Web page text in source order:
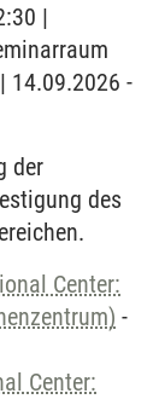
|
14.09.2026 -
der
des
Center:
-
Center: